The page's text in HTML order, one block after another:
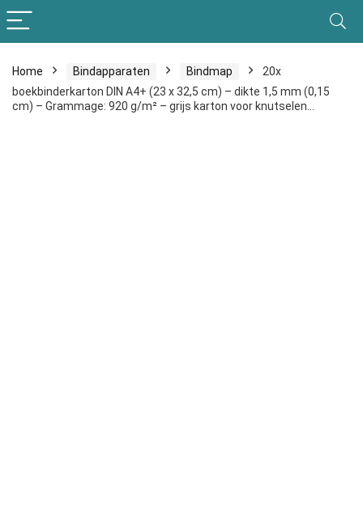
Home Bindapparaten Bindmap
20x
boekbinderkarton DIN A4+ (23 x 32,5 cm) – dikte 1,5 mm (0,15
cm) – Grammage: 920 g/m² – grijs karton voor knutselen…